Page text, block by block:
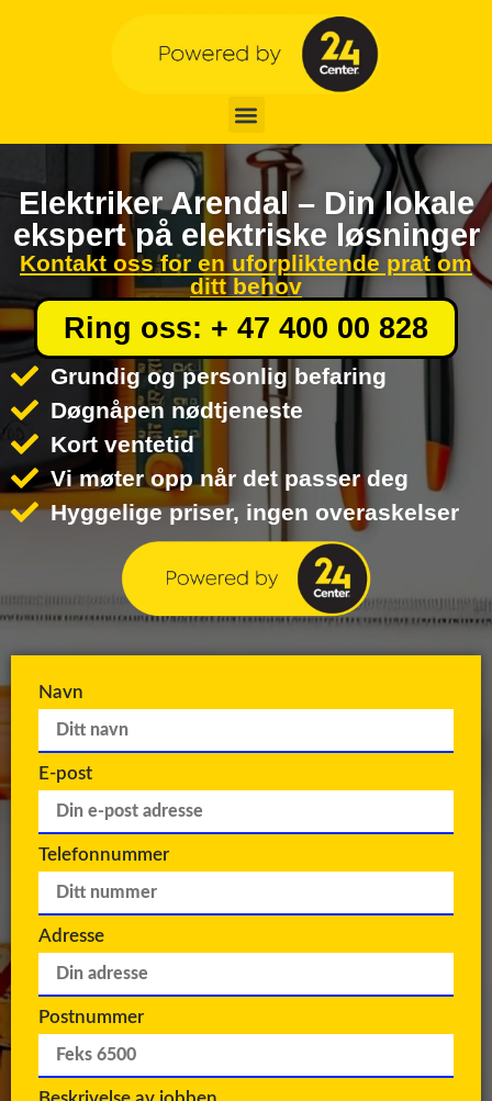
Elektriker Arendal – Din lokale
ekspert på elektriske løsninger
Kontakt oss for en uforpliktende prat om
ditt behov
Ring oss: + 47 400 00 828
Grundig og personlig befaring
Døgnåpen nødtjeneste
Kort ventetid
Vi møter opp når det passer deg
Hyggelige priser, ingen overaskelser
Navn
E-post
Telefonnummer
Adresse
Postnummer